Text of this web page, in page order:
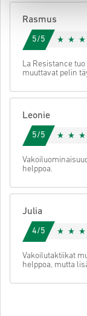
käyttöön.
Rasmus
5/5
La Resistance
muuttavat pelin
Leonie
5/5
helppoa.
Julia
4/5
Vakoilutaktiikat
helppoa, mutta